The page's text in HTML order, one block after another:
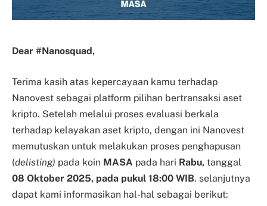
Dear #Nanosquad,
Terima kasih atas kepercayaan kamu terhadap
Nanovest sebagai platform pilihan bertransaksi aset
kripto. Setelah melalui proses evaluasi berkala
terhadap kelayakan aset kripto, dengan ini Nanovest
memutuskan untuk melakukan proses penghapusan
(delisting) pada koin MASA pada hari Rabu, tanggal
08 Oktober 2025, pada pukul 18:00 WIB. selanjutnya
dapat kami informasikan hal-hal sebagai berikut: